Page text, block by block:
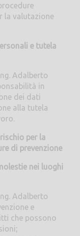
la valutazione
e tutela
Adalberto
in
dei dati
alla tutela
per la
di prevenzione
nei luoghi
Adalberto
e
che possono